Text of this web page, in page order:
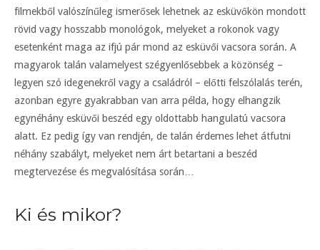
filmekből valószínűleg ismerősek lehetnek az esküvőkön mondott
rövid vagy hosszabb monológok, melyeket a rokonok vagy
esetenként maga az ifjú pár mond az esküvői vacsora során. A
magyarok talán valamelyest szégyenlősebbek a közönség –
legyen szó idegenekről vagy a családról – előtti felszólalás terén,
azonban egyre gyakrabban van arra példa, hogy elhangzik
egynéhány esküvői beszéd egy oldottabb hangulatú vacsora
alatt. Ez pedig így van rendjén, de talán érdemes lehet átfutni
néhány szabályt, melyeket nem árt betartani a beszéd
megtervezése és megvalósítása során…
Ki és mikor?